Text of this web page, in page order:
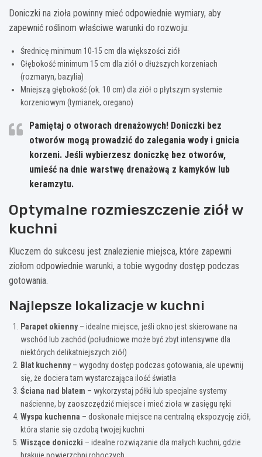
Doniczki na zioła powinny mieć odpowiednie wymiary, aby
zapewnić roślinom właściwe warunki do rozwoju:
Średnicę minimum 10-15 cm dla większości ziół
Głębokość minimum 15 cm dla ziół o dłuższych korzeniach
(rozmaryn, bazylia)
Mniejszą głębokość (ok. 10 cm) dla ziół o płytszym systemie
korzeniowym (tymianek, oregano)
Pamiętaj o otworach drenażowych! Doniczki bez
otworów mogą prowadzić do zalegania wody i gnicia
korzeni. Jeśli wybierzesz doniczkę bez otworów,
umieść na dnie warstwę drenażową z kamyków lub
keramzytu.
Optymalne rozmieszczenie ziół w
kuchni
Kluczem do sukcesu jest znalezienie miejsca, które zapewni
ziołom odpowiednie warunki, a tobie wygodny dostęp podczas
gotowania.
Najlepsze lokalizacje w kuchni
Parapet okienny– idealne miejsce, jeśli okno jest skierowane na
wschód lub zachód (południowe może być zbyt intensywne dla
niektórych delikatniejszych ziół)
Blat kuchenny– wygodny dostęp podczas gotowania, ale upewnij
się, że dociera tam wystarczająca ilość światła
Ściana nad blatem – wykorzystaj półki lub specjalne systemy
naścienne, by zaoszczędzić miejsce i mieć zioła w zasięgu ręki
Wyspa kuchenna – doskonałe miejsce na centralną ekspozycję ziół,
która stanie się ozdobą twojej kuchni
Wiszące doniczki – idealne rozwiązanie dla małych kuchni, gdzie